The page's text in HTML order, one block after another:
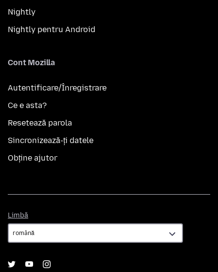
Nightly
Nightly pentru Android
Cont Mozilla
Autentificare/Înregistrare
Ce e asta?
Resetează parola
Sincronizează-ți datele
Obține ajutor
Limbă